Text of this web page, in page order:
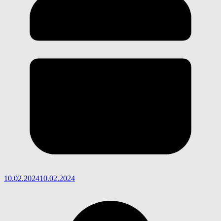
10.02.202410.02.2024